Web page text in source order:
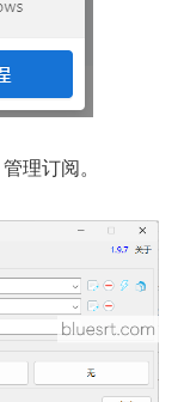
理订阅。